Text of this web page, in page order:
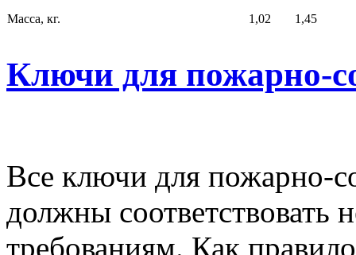
Масса, кг. 1,02 1,45
Ключи для пожарно-
Все ключи для пожарно-
должны соответствовать
требованиям. Как